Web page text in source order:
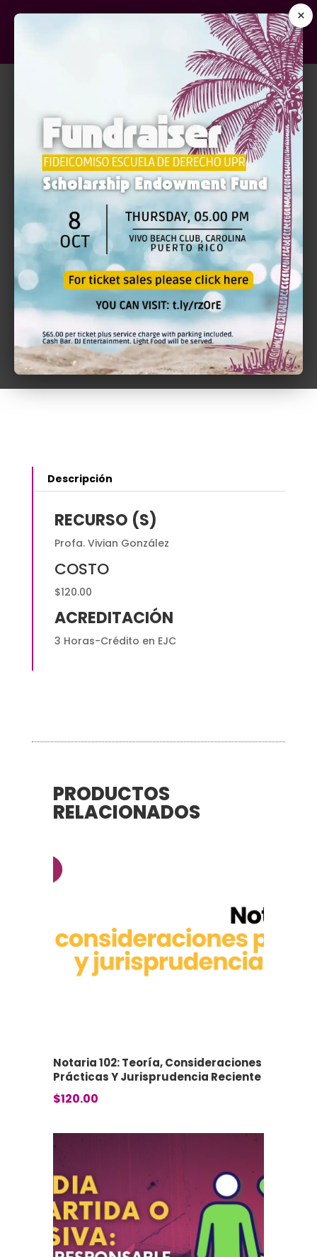
×
CÓDIGO CIVIL 2020 |
NEGOCIOS JURÍDICOS QUE
DEBEN CONSTAR EN
ESCRITURA PÚBLICA
$
Código
Civil
2020
escritura
pública
quantity
Añadir al carrito
Descripción
RECURSO (S)
Profa. Vivian González
COSTO
$120.00
ACREDITACIÓN
3 Horas-Crédito en EJC
PRODUCTOS
RELACIONADOS
Notaria 102: Teoría, Consideraciones
Prácticas Y Jurisprudencia Reciente
$120.00